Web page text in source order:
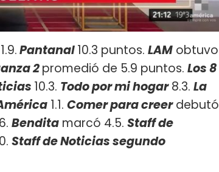
Pantanal10.3 puntos. LAM obtuvo
2promedió de 5.9 puntos. Los 8
10.3. Todo por mi hogar8.3. La
1.1. Comer para creerdebutó
Bendita marcó 4.5. Staff de
Staff de Noticias segundo